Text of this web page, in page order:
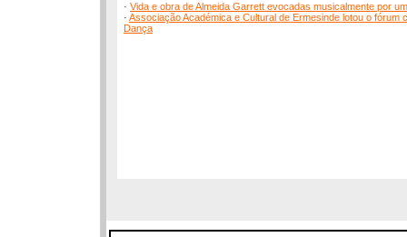
· Vida e obra de Almeida Garrett evocadas musicalmente por
· Associação Académica e Cultural de Ermesinde lotou o fórum
Dança